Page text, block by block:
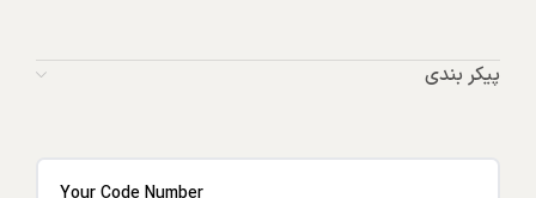
پیکر بندی